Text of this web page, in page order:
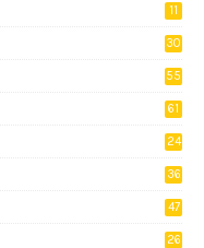
11
30
55
61
24
36
47
26